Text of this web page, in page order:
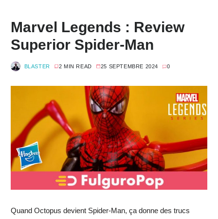
Marvel Legends : Review
Superior Spider-Man
BLASTER 2 MIN READ 25 SEPTEMBRE 2024 0
Quand Octopus devient Spider-Man, ça donne des trucs